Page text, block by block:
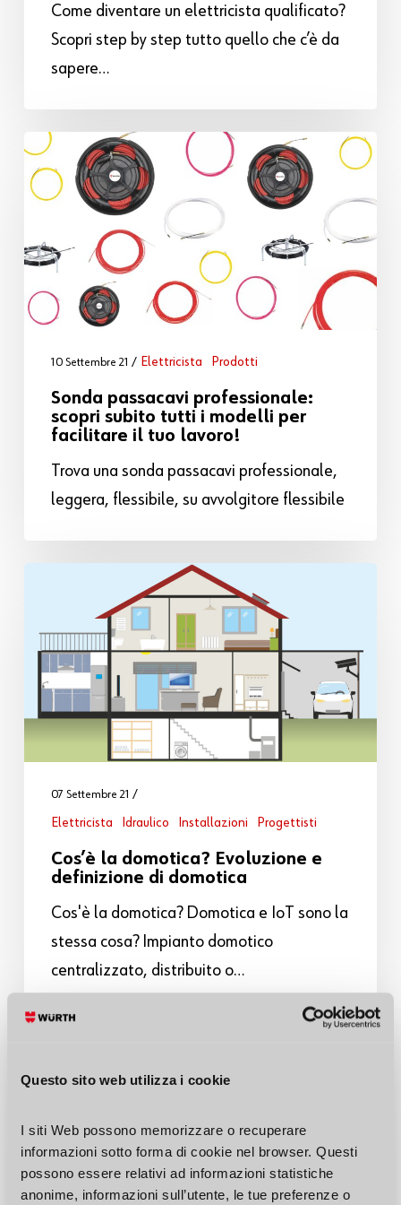
Questo sito web utilizza i cookie
I siti Web possono memorizzare o recuperare
informazioni sotto forma di cookie nel browser. Questi
possono essere relativi ad informazioni statistiche
anonime, informazioni sull’utente, le tue preferenze o
Come diventare un elettricista qualificato?
Scopri step by step tutto quello che c’è da
sapere…
10 Settembre 21 Elettricista Prodotti
Sonda passacavi professionale:
scopri subito tutti i modelli per
facilitare il tuo lavoro!
Trova una sonda passacavi professionale,
leggera, flessibile, su avvolgitore flessibile
07 Settembre 21
Elettricista Idraulico Installazioni Progettisti
Cos’è la domotica? Evoluzione e
definizione di domotica
Cos'è la domotica? Domotica e IoT sono la
stessa cosa? Impianto domotico
centralizzato, distribuito o…